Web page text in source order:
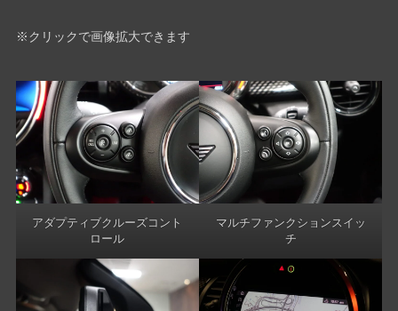
※クリックで画像拡大できます
アダプティブクルーズコント
ロール
マルチファンクションスイッ
チ